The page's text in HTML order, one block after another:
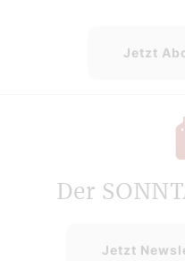
Jetzt
Der
Jetzt